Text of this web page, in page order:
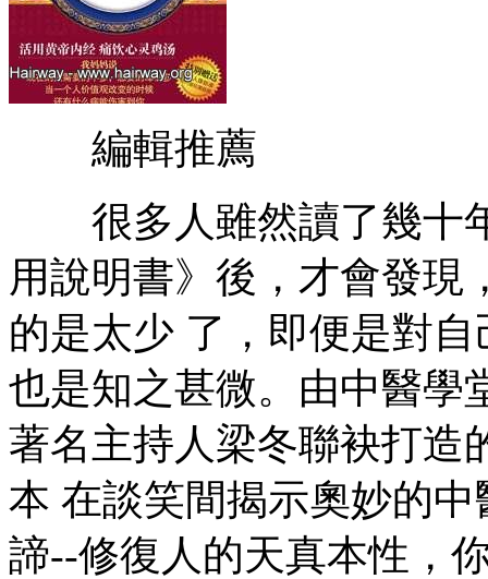
編輯推薦
很多人雖然讀了幾十
用說明書》後，才會發現
的是太少 了，即便是對
也是知之甚微。由中醫學
著名主持人梁冬聯袂打造
本 在談笑間揭示奧妙的
諦--修復人的天真本性，